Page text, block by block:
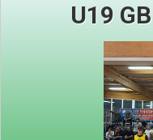
U19